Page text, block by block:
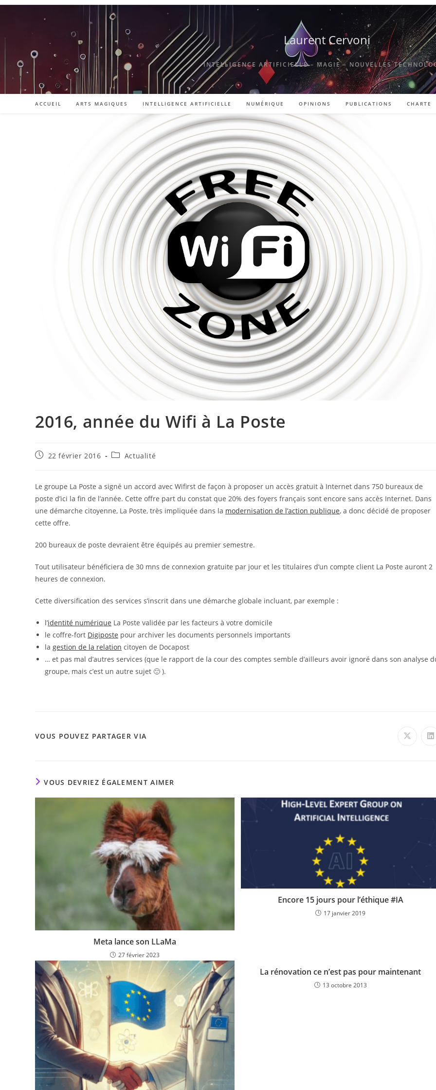
Skip
Laurent Cervoni
INTELLIGENCE ARTIFICIELLE – MAGIE – NOUVELLES
ACCUEIL ARTS MAGIQUES INTELLIGENCE ARTIFICIELLE NUMÉRIQUE OPINIONS PUBLICATIONS CHARTE
2016, année du Wifi à La Poste
Publication
22 février 2016
PostActualité
Le groupe La Poste a signé un accord avec Wifirst de façon à proposer un accès gratuit à Internet dans 750 bureaux de
poste d’ici la fin de l’année. Cette offre part du constat que 20% des foyers français sont encore sans accès Internet. Dans
une démarche citoyenne, La Poste, très impliquée dans la modernisation de l’action publique, a donc décidé de proposer
cette offre.
200 bureaux de poste devraient être équipés au premier semestre.
Tout utilisateur bénéficiera de 30 mns de connexion gratuite par jour et les titulaires d’un compte client La Poste auront 2
heures de connexion.
Cette diversification des services s’inscrit dans une démarche globale incluant, par exemple :
l’identité numérique La Poste validée par les facteurs à votre domicile
le coffre-fort Digiposte pour archiver les documents personnels importants
la gestion de la relation citoyen de Docapost
… et pas mal d’autres services (que le rapport de la cour des comptes semble d’ailleurs avoir ignoré dans son analyse
groupe, mais c’est un autre sujet 🙂 ).
VOUS POUVEZ PARTAGER VIA Ouvrir
VOUS DEVRIEZ ÉGALEMENT AIMER
Meta lance son LLaMa
27 février 2023
Encore 15 jours pour l’éthique #IA
17 janvier 2019
La rénovation ce n’est pas pour maintenant
13 octobre 2013